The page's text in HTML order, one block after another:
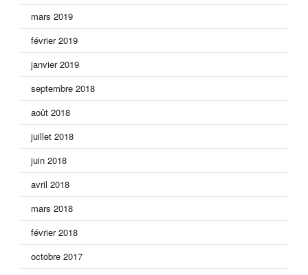
mars 2019
février 2019
janvier 2019
septembre 2018
août 2018
juillet 2018
juin 2018
avril 2018
mars 2018
février 2018
octobre 2017